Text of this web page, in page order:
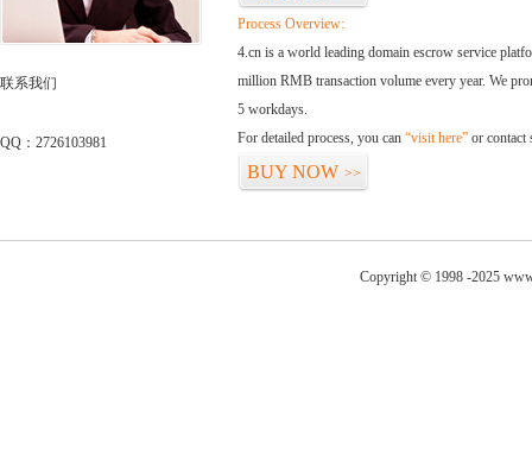
联系我们
QQ：2726103981
Process Overview:
4.cn is a world leading domain escrow service
million RMB transaction volume every year. We
5 workdays.
For detailed process, you can “visit here” or contact
BUY NOW >>
Copyright © 1998 -2025